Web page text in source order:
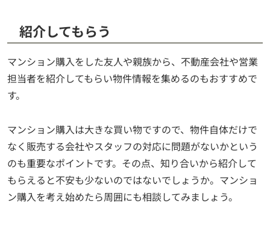
紹介してもらう
マンション購入をした友人や親族から、不動産会社や営業
担当者を紹介してもらい物件情報を集めるのもおすすめで
す。
マンション購入は大きな買い物ですので、物件自体だけで
なく販売する会社やスタッフの対応に問題がないかという
のも重要なポイントです。その点、知り合いから紹介して
もらえると不安も少ないのではないでしょうか。マンショ
ン購入を考え始めたら周囲にも相談してみましょう。